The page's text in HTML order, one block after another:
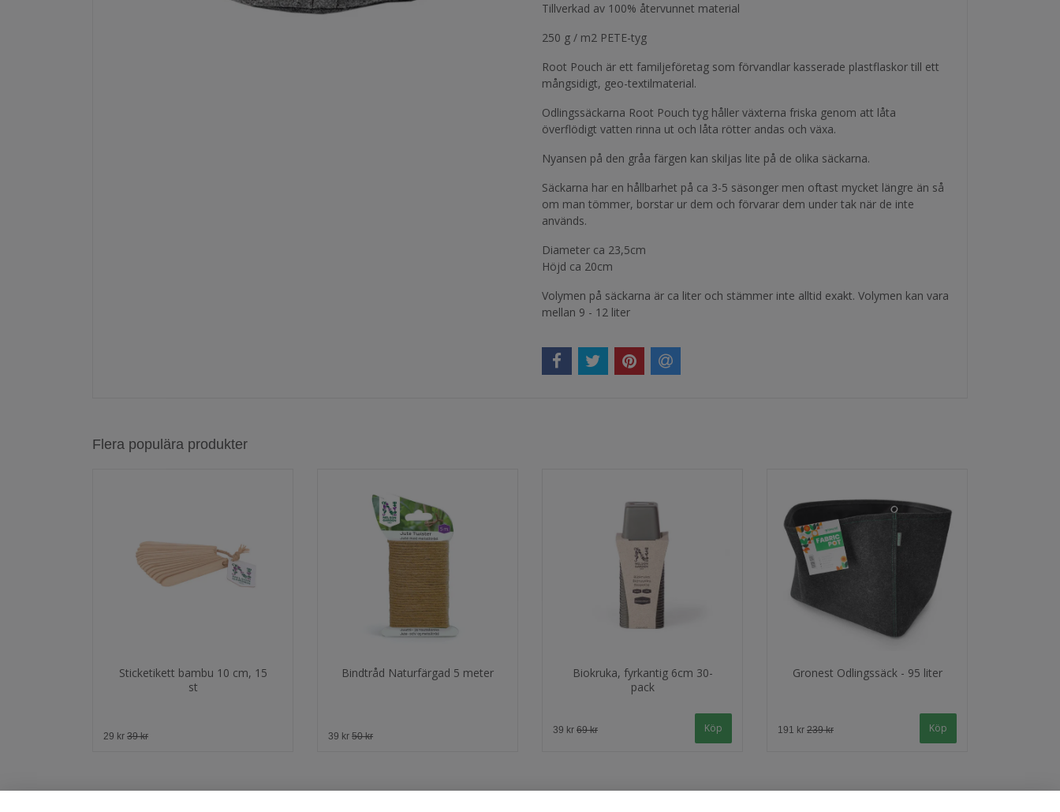
Tillverkad av 100% återvunnet material
250 g / m2 PETE-tyg
Root Pouch är ett familjeföretag som förvandlar kasserade plastflaskor till ett
mångsidigt, geo-textilmaterial.
Odlingssäckarna Root Pouch tyg håller växterna friska genom att låta
överflödigt vatten rinna ut och låta rötter andas och växa.
Nyansen på den gråa färgen kan skiljas lite på de olika säckarna.
Säckarna har en hållbarhet på ca 3-5 säsonger men oftast mycket längre än så
om man tömmer, borstar ur dem och förvarar dem under tak när de inte
används.
Diameter ca 23,5cm
Höjd ca 20cm
Volymen på säckarna är ca liter och stämmer inte alltid exakt. Volymen kan vara
mellan 9 - 12 liter
Flera populära produkter
Sticketikett bambu 10 cm, 15
st
29 kr 39 kr
Bindtråd Naturfärgad 5 meter
39 kr 50 kr
Biokruka, fyrkantig 6cm 30-
pack
39 kr 69 kr
Gronest Odlingssäck - 95 liter
191 kr 239 kr